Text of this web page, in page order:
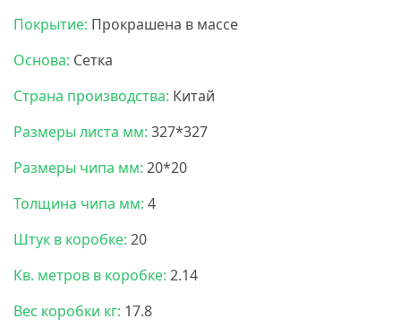
Покрытие: Прокрашена в массе
Основа: Сетка
Страна производства: Китай
Размеры листа мм: 327*327
Размеры чипа мм: 20*20
Толщина чипа мм: 4
Штук в коробке: 20
Кв. метров в коробке: 2.14
Вес коробки кг: 17.8